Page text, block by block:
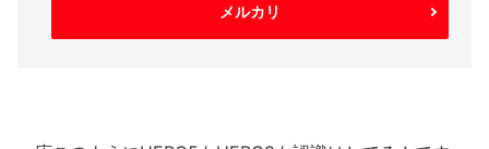
メルカリ